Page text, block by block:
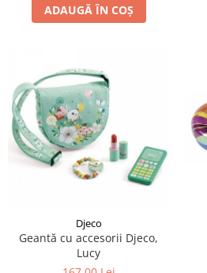
ADAUGĂ ÎN COȘ
Djeco
Geantă cu accesorii Djeco,
Lucy